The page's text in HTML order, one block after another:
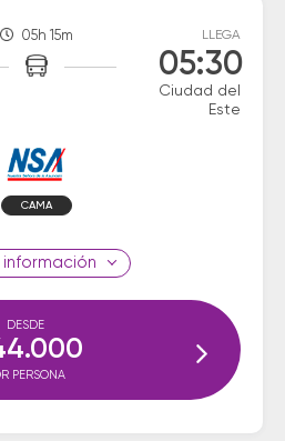
05h 15m LLEGA
05:30
Ciudad del
Este
CAMA
información
DESDE
PERSONA